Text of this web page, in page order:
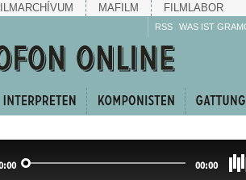
MAFILM FILMLABOR
RSS WAS IST
00:00